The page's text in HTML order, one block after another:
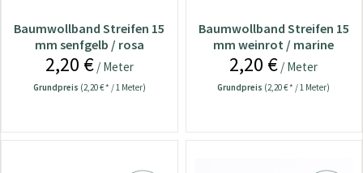
Baumwollband Streifen 15
mm senfgelb / rosa
2,20 €/ Meter
Grundpreis (2,20 € * / 1 Meter)
Baumwollband Streifen 15
mm weinrot / marine
2,20 € / Meter
Grundpreis (2,20 € * / 1 Meter)